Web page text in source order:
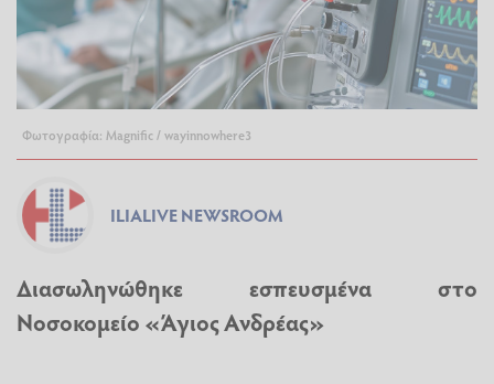
Φωτογραφία: Magnific / wayinnowhere3
ILIALIVE NEWSROOM
Διασωληνώθηκε εσπευσμένα στο
Νοσοκομείο «Άγιος Ανδρέας»